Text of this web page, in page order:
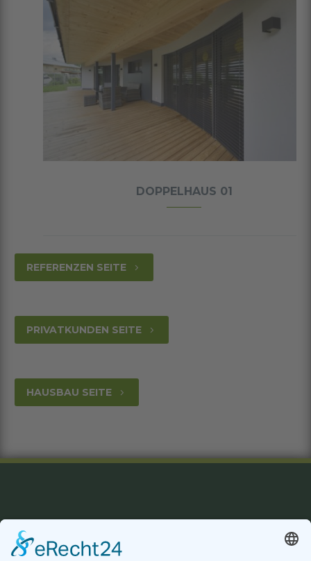
DOPPELHAUS 01
REFERENZEN SEITE 5
PRIVATKUNDEN SEITE 5
HAUSBAU SEITE 5
Datenschutzerklärung